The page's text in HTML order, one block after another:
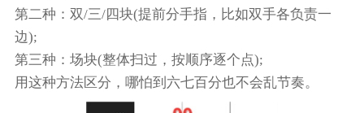
第二种：双/三/四块(提前分手指，比如双手各负责一
边);
第三种：场块(整体扫过，按顺序逐个点);
用这种方法区分，哪怕到六七百分也不会乱节奏。